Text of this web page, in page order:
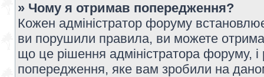
» Чому я отримав попередження?
Кожен адміністратор форуму
ви порушили правила, ви можете
що це рішення адміністратора форуму,
попередження, яке вам зробили на